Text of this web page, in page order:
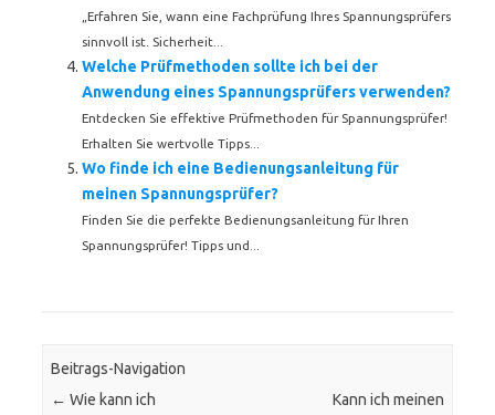
„Erfahren Sie, wann eine Fachprüfung Ihres Spannungsprüfers
sinnvoll ist. Sicherheit...
Welche Prüfmethoden sollte ich bei der
Anwendung eines Spannungsprüfers verwenden?
Entdecken Sie effektive Prüfmethoden für Spannungsprüfer!
Erhalten Sie wertvolle Tipps...
Wo finde ich eine Bedienungsanleitung für
meinen Spannungsprüfer?
Finden Sie die perfekte Bedienungsanleitung für Ihren
Spannungsprüfer! Tipps und...
Beitrags-Navigation
← Wie kann ich
Kann ich meinen